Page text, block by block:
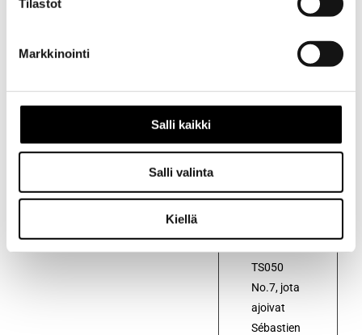
Tilastot
Markkinointi
Salli kaikki
Salli valinta
Kiellä
Kuvaus
mittasuhteen
TS050
No.7, jota
ajoivat
Sébastien